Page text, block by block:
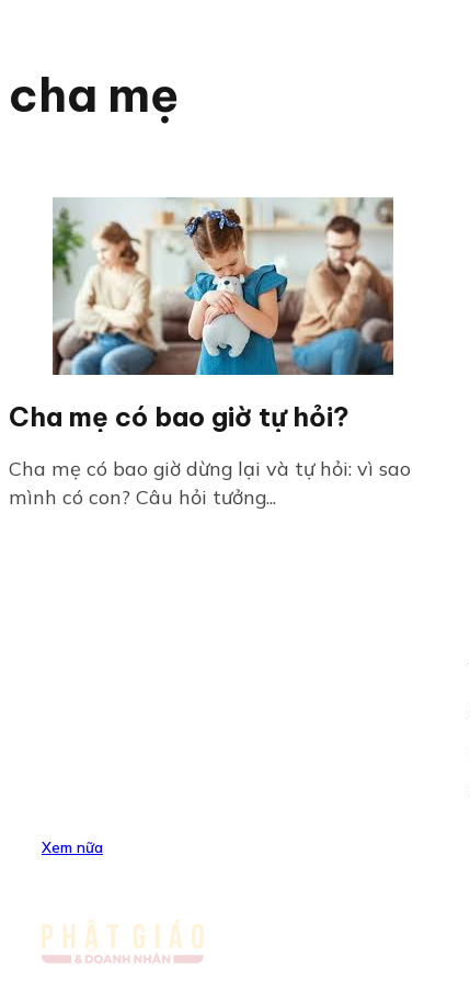
cha mẹ
Cha mẹ có bao giờ tự hỏi?
Cha mẹ có bao giờ dừng lại và tự hỏi: vì sao
mình có con? Câu hỏi tưởng...
Xem nữa